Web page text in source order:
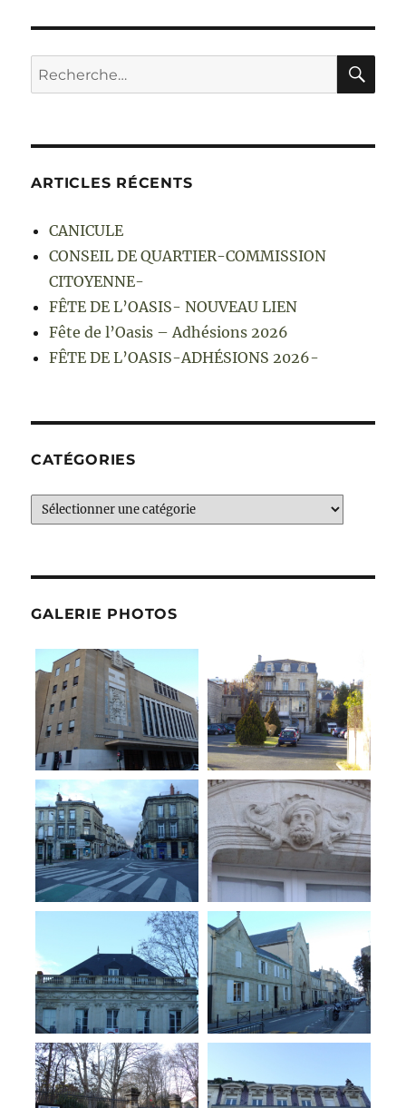
Recherche
pour :
ARTICLES RÉCENTS
CANICULE
CONSEIL DE QUARTIER-COMMISSION
CITOYENNE-
FÊTE DE L’OASIS- NOUVEAU LIEN
Fête de l’Oasis – Adhésions 2026
FÊTE DE L’OASIS-ADHÉSIONS 2026-
CATÉGORIES
Catégories
GALERIE PHOTOS